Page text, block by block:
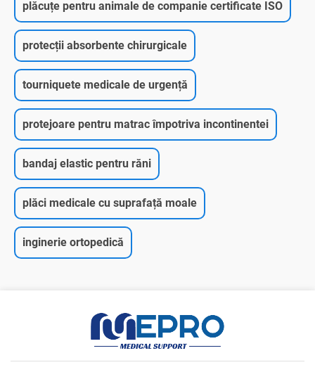
plăcuțe pentru animale de companie certificate ISO
protecții absorbente chirurgicale
tourniquete medicale de urgență
protejoare pentru matrac împotriva incontinentei
bandaj elastic pentru răni
plăci medicale cu suprafață moale
inginerie ortopedică